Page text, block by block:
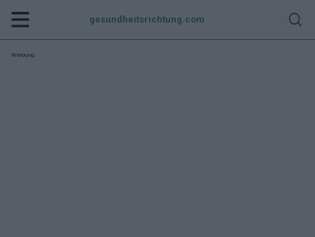
gesundheitsrichtung.com
Werbung: